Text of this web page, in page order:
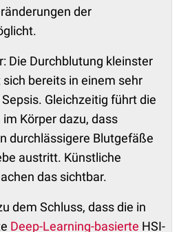
der
Die Durchblutung kleinster
bereits in einem sehr
Gleichzeitig führt die
im Körper dazu, dass
durchlässigere Blutgefäße
austritt. Künstliche
das sichtbar.
dem Schluss, dass die in
Deep-Learning-basierte HSI-